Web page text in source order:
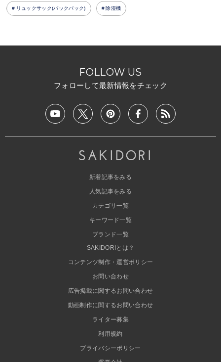
リュックサック(バックパック) 除湿機
FOLLOW US
フォローして最新情報をチェック
新着記事をみる
人気記事をみる
カテゴリ一覧
キーワード一覧
ブランド一覧
SAKIDORIとは？
コンテンツ制作・運営ポリシー
お問い合わせ
広告掲載に関するお問い合わせ
動画制作に関するお問い合わせ
ライター募集
利用規約
プライバシーポリシー